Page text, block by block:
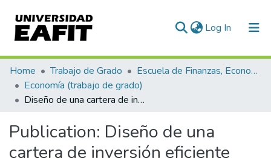
Log In (current)
Communities & Collections
All of DSpace
Home Trabajo de Grado
Escuela de Finanzas, Economía y Gobierno
Economía (trabajo de grado)
Diseño de una cartera de inversión eficiente administrada por el fondo del “Giving Day” de la Universidad EAFIT para generar un impacto positivo en el acceso a la educación superior y el bienestar estudiantil
Publication: Diseño de una
cartera de inversión eficiente